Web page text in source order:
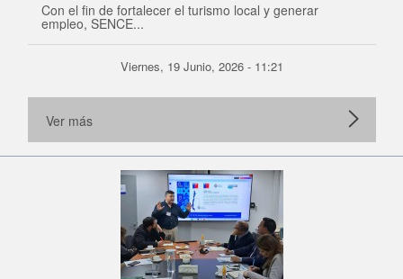
Con el fin de fortalecer el turismo local y generar
empleo, SENCE...
Viernes, 19 Junio, 2026 - 11:21
Ver más